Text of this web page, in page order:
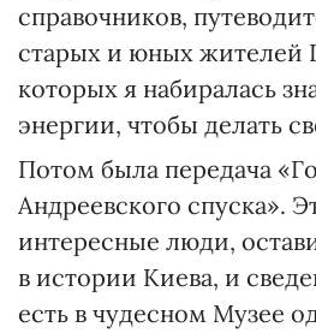
справочников,
старых и юных жителей
которых я набиралась
энергии, чтобы делать
Потом была передача
Андреевского спуска».
интересные люди,
в истории Киева, и
есть в чудесном Музее